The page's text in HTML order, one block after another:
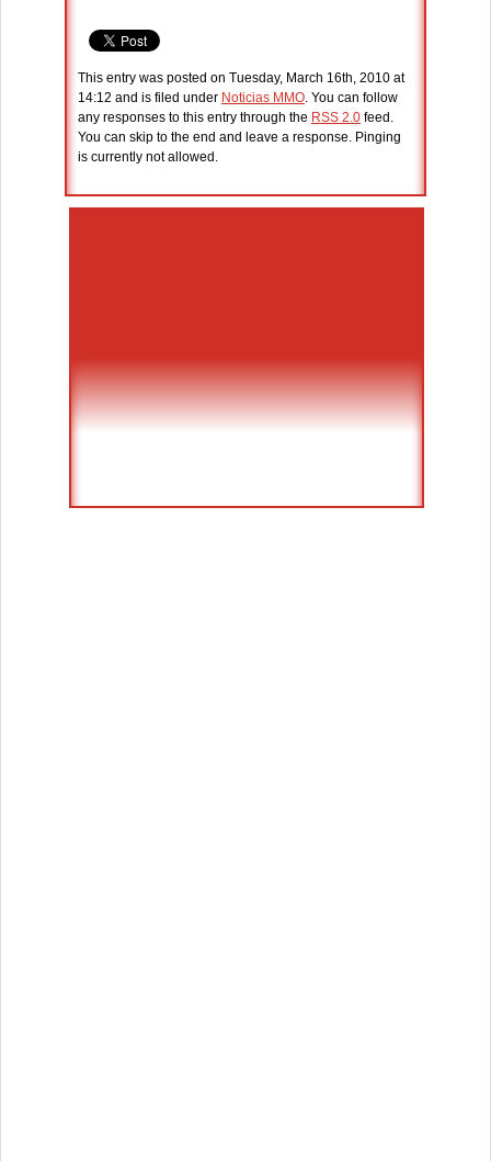
This entry was posted on Tuesday, March 16th, 2010 at
14:12 and is filed under Noticias MMO. You can follow
any responses to this entry through the RSS 2.0 feed.
You can skip to the end and leave a response. Pinging
is currently not allowed.